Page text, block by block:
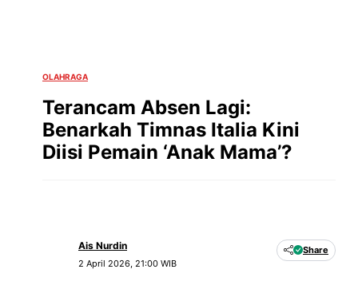
OLAHRAGA
Terancam Absen Lagi:
Benarkah Timnas Italia Kini
Diisi Pemain ‘Anak Mama’?
Ais Nurdin
2 April 2026, 21:00 WIB
Share